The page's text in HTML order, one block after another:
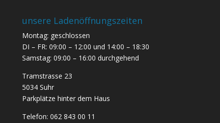
unsere Ladenöffnungszeiten
Montag: geschlossen
DI – FR: 09:00 – 12:00 und 14:00 – 18:30
Samstag: 09:00 – 16:00 durchgehend
Tramstrasse 23
5034 Suhr
Parkplätze hinter dem Haus
Telefon: 062 843 00 11